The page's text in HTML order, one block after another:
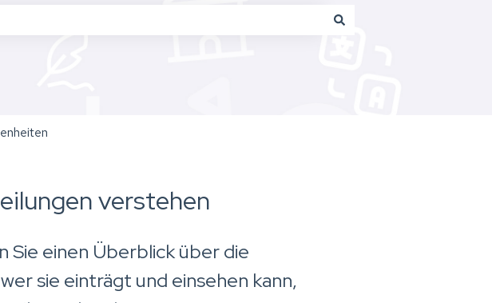
verstehen
Sie einen Überblick über die
sie einträgt und einsehen kann,